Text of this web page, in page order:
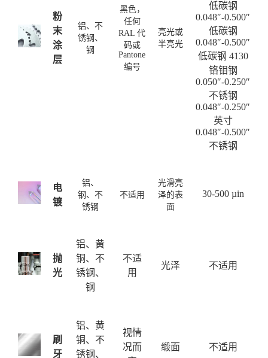
粉
末
涂
层
铝、不
锈钢、
钢
黑色，
任何
RAL 代
码或
Pantone
编号
亮光或
半亮光
低碳钢
0.048″-0.500″
低碳钢
0.048″-0.500″
低碳钢 4130
铬钼钢
0.050″-0.250″
不锈钢
0.048″-0.250″
英寸
0.048″-0.500″
不锈钢
电
镀
铝、
钢、不
锈钢
不适用
光滑亮
泽的表
面
30-500 µin
抛
光
铝、黄
铜、不
锈钢、
钢
不适
用
光泽 不适用
刷
牙
铝、黄
铜、不
锈钢、
视情
况而
缎面 不适用